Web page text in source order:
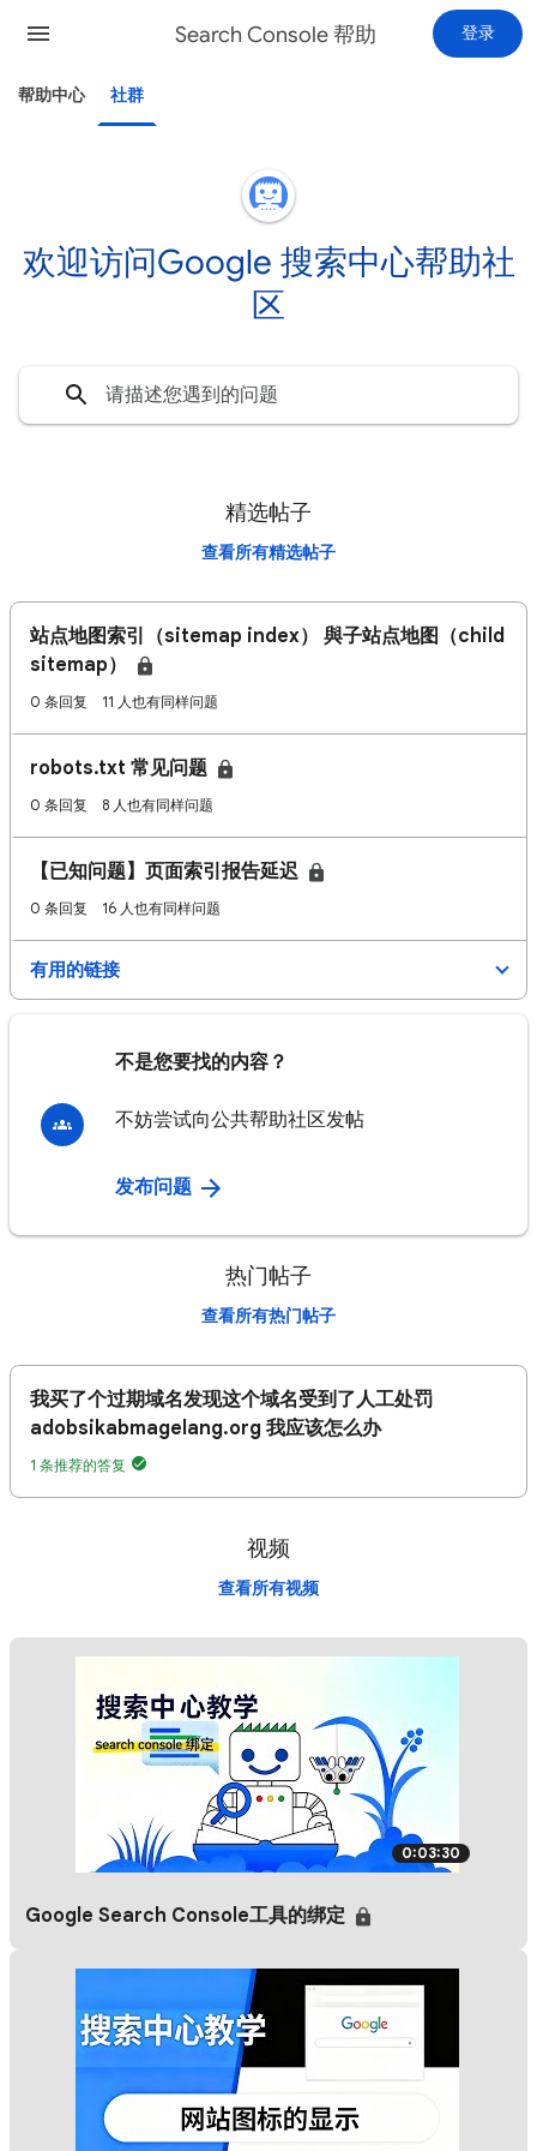
Search Console 帮助 登录
帮助中心 社群
欢迎访问Google 搜索中心帮助社
区
精选帖子
查看所有精选帖子
站点地图索引（sitemap index） 與子站点地图（child
sitemap）
0 条回复 11 人也有同样问题
robots.txt 常见问题
0 条回复 8 人也有同样问题
【已知问题】页面索引报告延迟
0 条回复 16 人也有同样问题
有用的链接
不是您要找的内容？
不妨尝试向公共帮助社区发帖
发布问题
热门帖子
查看所有热门帖子
我买了个过期域名发现这个域名受到了人工处罚
adobsikabmagelang.org 我应该怎么办
1 条推荐的答复
视频
查看所有视频
0:03:30
Google Search Console工具的绑定